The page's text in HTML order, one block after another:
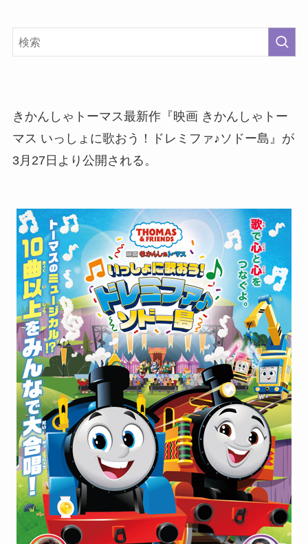
きかんしゃトーマス最新作『映画 きかんしゃトー
マス いっしょに歌おう！ドレミファ♪ソドー島』が
3月27日より公開される。